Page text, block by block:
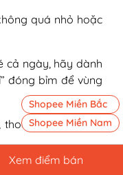
quá nhỏ hoặc
cả ngày, hãy dành
đóng bỉm để vùng
mái, chất liệu
Xem điểm bán
Shopee Miền Bắc
Shopee Miền Nam